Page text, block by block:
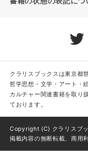
クラリスブックスは東京都
哲学思想・文学・アート・
カルチャー関連書籍を取り
ております。
Copyright (C) クラリスブ
掲載内容の無断転載、商用